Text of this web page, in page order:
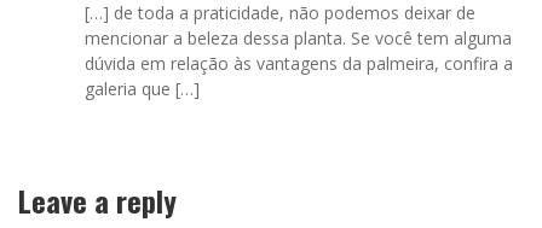
[…] de toda a praticidade, não podemos deixar de
mencionar a beleza dessa planta. Se você tem alguma
dúvida em relação às vantagens da palmeira, confira a
galeria que […]
Leave a reply